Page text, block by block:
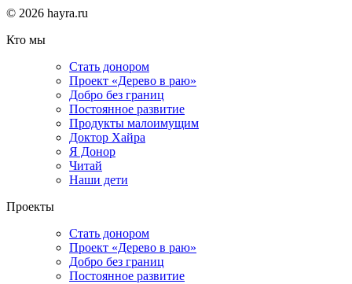
© 2026 hayra.ru
Кто мы
Стать донором
Проект «Дерево в раю»
Добро без границ
Постоянное развитие
Продукты малоимущим
Доктор Хайра
Я Донор
Читай
Наши дети
Проекты
Стать донором
Проект «Дерево в раю»
Добро без границ
Постоянное развитие